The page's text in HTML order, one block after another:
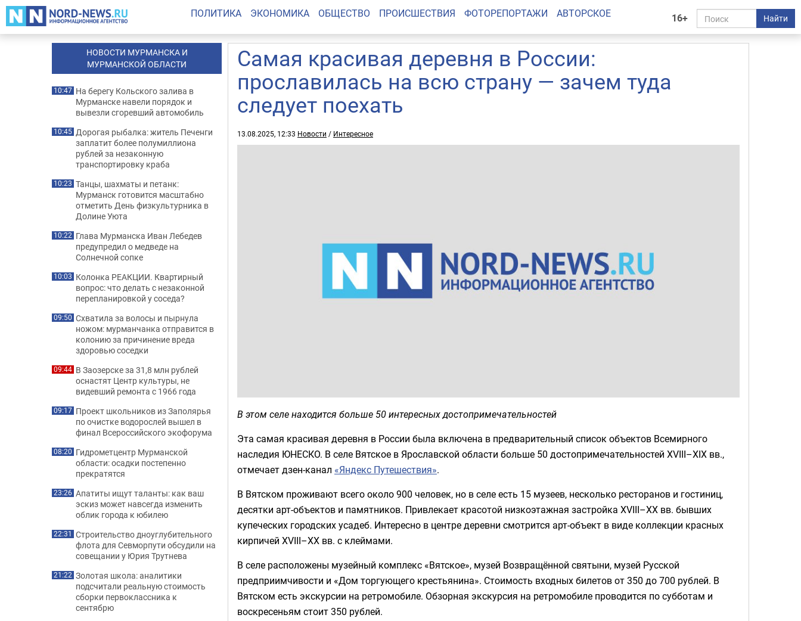
16+ Найти
ПОЛИТИКА ЭКОНОМИКА ОБЩЕСТВО ПРОИСШЕСТВИЯ ФОТОРЕПОРТАЖИ АВТОРСКОЕ
Самая красивая деревня в России:
прославилась на всю страну — зачем туда
следует поехать
13.08.2025, 12:33 Новости / Интересное
В этом селе находится больше 50 интересных достопримечательностей
Эта самая красивая деревня в России была включена в предварительный список объектов Всемирного
наследия ЮНЕСКО. В селе Вятское в Ярославской области больше 50 достопримечательностей XVIII–XIX вв.,
отмечает дзен-канал «Яндекс Путешествия».
В Вятском проживают всего около 900 человек, но в селе есть 15 музеев, несколько ресторанов и гостиниц,
десятки арт-объектов и памятников. Привлекает красотой низкоэтажная застройка XVIII–XX вв. бывших
купеческих городских усадеб. Интересно в центре деревни смотрится арт-объект в виде коллекции красных
кирпичей XVIII–XX вв. с клеймами.
В селе расположены музейный комплекс «Вятское», музей Возвращённой святыни, музей Русской
предприимчивости и «Дом торгующего крестьянина». Стоимость входных билетов от 350 до 700 рублей. В
Вятском есть экскурсии на ретромобиле. Обзорная экскурсия на ретромобиле проводится по субботам и
воскресеньям стоит 350 рублей.
НОВОСТИ МУРМАНСКА И
МУРМАНСКОЙ ОБЛАСТИ
10:47 На берегу Кольского залива в
Мурманске навели порядок и
вывезли сгоревший автомобиль
10:45 Дорогая рыбалка: житель Печенги
заплатит более полумиллиона
рублей за незаконную
транспортировку краба
10:23 Танцы, шахматы и петанк:
Мурманск готовится масштабно
отметить День физкультурника в
Долине Уюта
10:22 Глава Мурманска Иван Лебедев
предупредил о медведе на
Солнечной сопке
10:03 Колонка РЕАКЦИИ. Квартирный
вопрос: что делать с незаконной
перепланировкой у соседа?
09:50 Схватила за волосы и пырнула
ножом: мурманчанка отправится в
колонию за причинение вреда
здоровью соседки
09:44 В Заозерске за 31,8 млн рублей
оснастят Центр культуры, не
видевший ремонта с 1966 года
09:17 Проект школьников из Заполярья
по очистке водорослей вышел в
финал Всероссийского экофорума
08:20 Гидрометцентр Мурманской
области: осадки постепенно
прекратятся
23:26 Апатиты ищут таланты: как ваш
эскиз может навсегда изменить
облик города к юбилею
22:31 Строительство дноуглубительного
флота для Севморпути обсудили на
совещании у Юрия Трутнева
21:22 Золотая школа: аналитики
подсчитали реальную стоимость
сборки первоклассника к
сентябрю